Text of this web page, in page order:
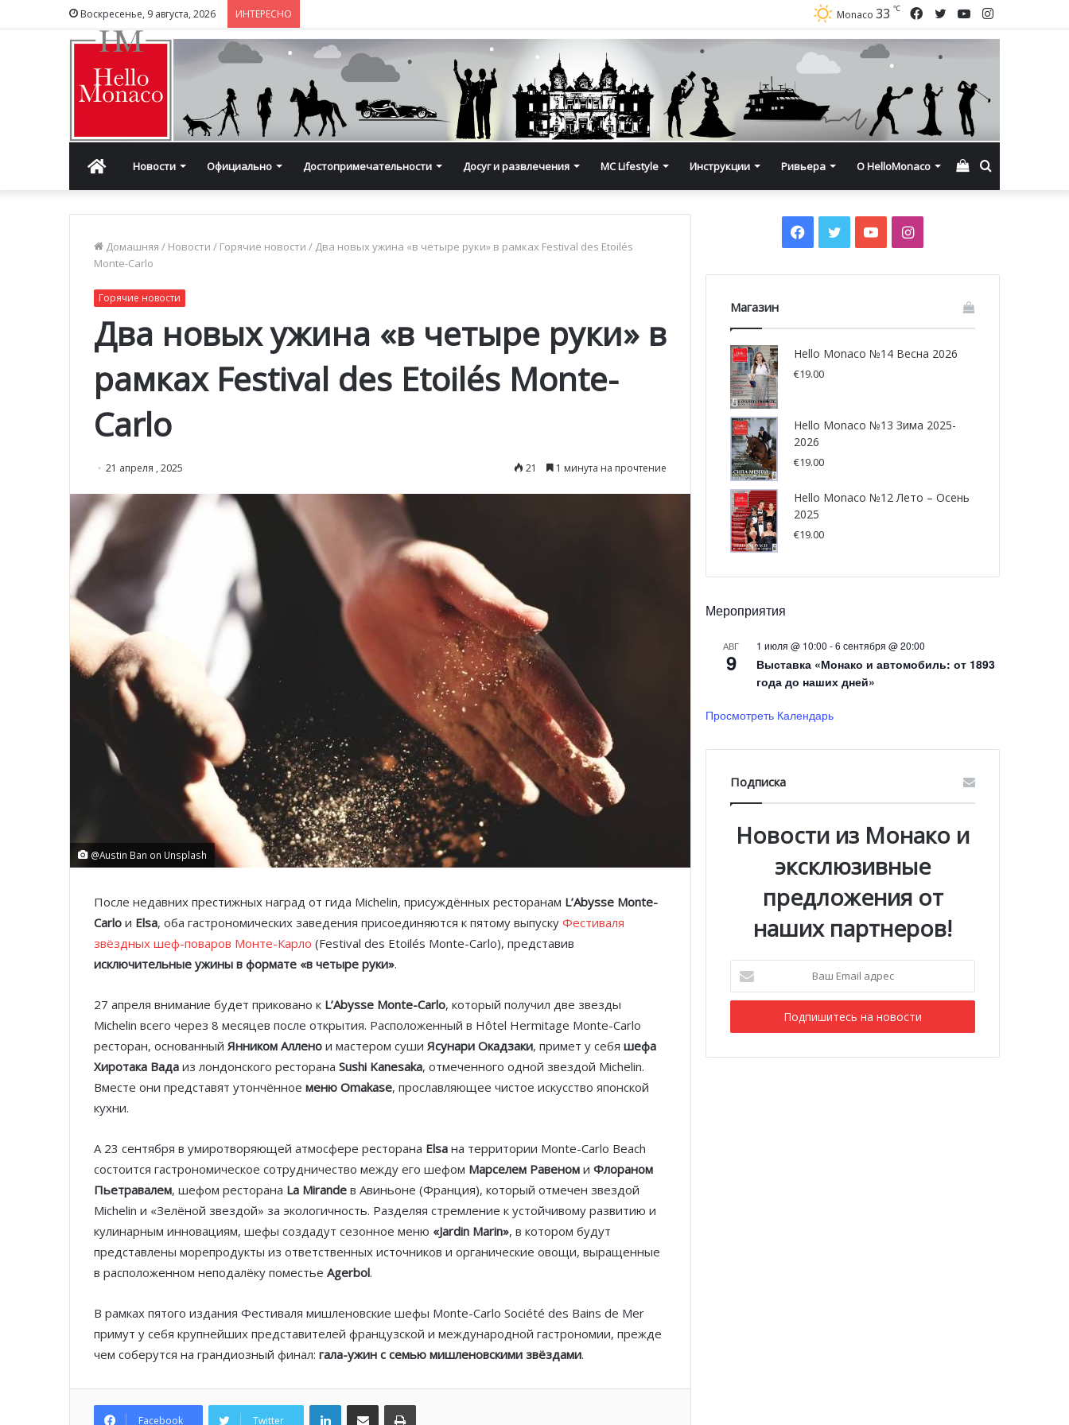
Воскресенье, 9 августа, 2026 ИНТЕРЕСНО Instagram
YouTube
Twitter
Facebook
Monaco 33 ℃
ГлавнаяНовости Официально Достопримечательности Досуг и развлечения MC Lifestyle Инструкции Ривьера О HelloMonaco Смотреть
Домашняя / Новости / Горячие новости / Два новых ужина «в четыре руки» в рамках Festival des Etoilés
Monte-Carlo
Горячие новости
Два новых ужина «в четыре руки» в
рамках Festival des Etoilés Monte-
Carlo
21 апреля , 2025 21 1 минута на прочтение
@Austin Ban on Unsplash
После недавних престижных наград от гида Michelin, присуждённых ресторанам L’Abysse Monte-
Carlo и Elsa, оба гастрономических заведения присоединяются к пятому выпуску Фестиваля
звёздных шеф-поваров Монте-Карло (Festival des Etoilés Monte-Carlo), представив
исключительные ужины в формате «в четыре руки».
27 апреля внимание будет приковано к L’Abysse Monte-Carlo, который получил две звезды
Michelin всего через 8 месяцев после открытия. Расположенный в Hôtel Hermitage Monte-Carlo
ресторан, основанный Янником Аллено и мастером суши Ясунари Окадзаки, примет у себя шефа
Хиротака Вада из лондонского ресторана Sushi Kanesaka, отмеченного одной звездой Michelin.
Вместе они представят утончённое меню Omakase, прославляющее чистое искусство японской
кухни.
А 23 сентября в умиротворяющей атмосфере ресторана Elsa на территории Monte-Carlo Beach
состоится гастрономическое сотрудничество между его шефом Марселем Равеном и Флораном
Пьетравалем, шефом ресторана La Mirande в Авиньоне (Франция), который отмечен звездой
Michelin и «Зелёной звездой» за экологичность. Разделяя стремление к устойчивому развитию и
кулинарным инновациям, шефы создадут сезонное меню «Jardin Marin», в котором будут
представлены морепродукты из ответственных источников и органические овощи, выращенные
в расположенном неподалёку поместье Agerbol.
В рамках пятого издания Фестиваля мишленовские шефы Monte-Carlo Société des Bains de Mer
примут у себя крупнейших представителей французской и международной гастрономии, прежде
чем соберутся на грандиозный финал: гала-ужин с семью мишленовскими звёздами.
Facebook Twitter
LinkedInПоделиться по электронной почте Распечатать
Благотворительный забег в Монако
После финиша начинается главное:
Монако подсчитывает
экономическую ценность Гран-при
Формулы-1
Отели Монако стали главным
драйвером роста индустрии
Князь Альбер II и Принцесса
Красного Креста Монако
Facebook
TwitterYouTubeInstagram
Магазин
Hello Monaco №14 Весна 2026
€19.00
Hello Monaco №13 Зима 2025-
2026
€19.00
Hello Monaco №12 Лето – Осень
2025
€19.00
Мероприятия
АВГ
9
1 июля @ 10:00 -6 сентября @ 20:00
Выставка «Монако и автомобиль: от 1893
года до наших дней»
Просмотреть Календарь
Подписка
Новости из Монако и
эксклюзивные
предложения от
наших партнеров!
Email
адрес